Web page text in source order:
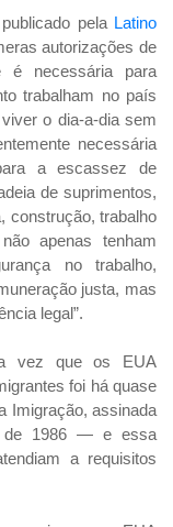
pela Latino
autorizações de
é necessária para
trabalham no país
o dia-a-dia sem
necessária
a escassez de
de suprimentos,
construção, trabalho
apenas tenham
no trabalho,
justa, mas
legal”.
vez que os EUA
foi há quase
Imigração, assinada
de 1986 — e essa
a requisitos